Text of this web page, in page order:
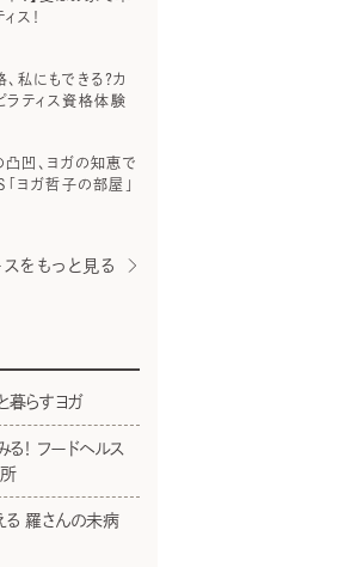
ス！
私にもできる？カ
ラティス資格体験
凸凹、ヨガの知恵で
「ヨガ哲子の部屋」
をもっと見る
暮らすヨガ
る！ フードヘルス
る 羅さんの未病